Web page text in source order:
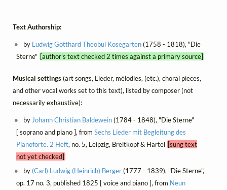
Text Authorship:
by Ludwig Gotthard Theobul Kosegarten(1758 - 1818), "Die
Sterne" [author's text checked 2 times against a primary source]
Musical settings(art songs, Lieder, mélodies, (etc.), choral pieces,
and other vocal works set to this text), listed by composer (not
necessarily exhaustive):
by Johann Christian Baldewein(1784 - 1848), "Die Sterne"
[ soprano and piano ], from Sechs Lieder mit Begleitung des
Pianoforte. 2 Heft, no. 5, Leipzig, Breitkopf & Härtel [sung text
not yet checked]
by (Carl) Ludwig (Heinrich) Berger(1777 - 1839), "Die Sterne",
op. 17 no. 3, published 1825 [ voice and piano ], from Neun